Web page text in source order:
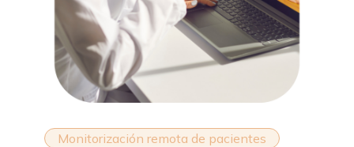
Monitorización remota de pacientes